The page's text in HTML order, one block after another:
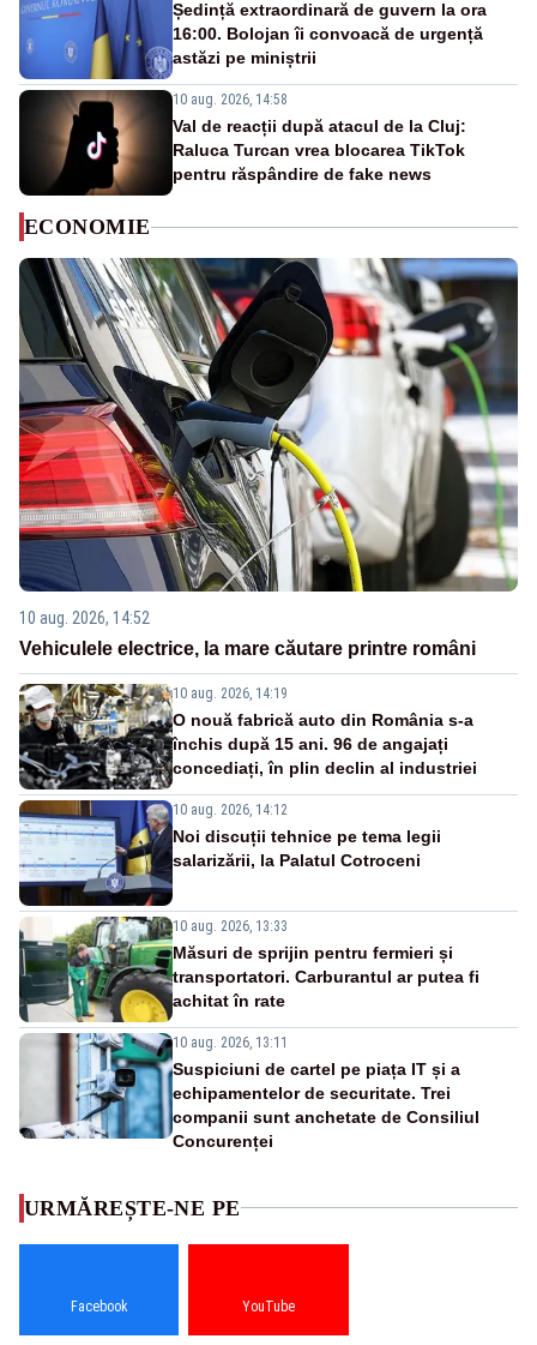
Ședință extraordinară de guvern la ora
16:00. Bolojan îi convoacă de urgență
astăzi pe miniștrii
10 aug. 2026, 14:58
Val de reacții după atacul de la Cluj:
Raluca Turcan vrea blocarea TikTok
pentru răspândire de fake news
ECONOMIE
10 aug. 2026, 14:52
Vehiculele electrice, la mare căutare printre români
10 aug. 2026, 14:19
O nouă fabrică auto din România s-a
închis după 15 ani. 96 de angajați
concediați, în plin declin al industriei
10 aug. 2026, 14:12
Noi discuții tehnice pe tema legii
salarizării, la Palatul Cotroceni
10 aug. 2026, 13:33
Măsuri de sprijin pentru fermieri și
transportatori. Carburantul ar putea fi
achitat în rate
10 aug. 2026, 13:11
Suspiciuni de cartel pe piața IT și a
echipamentelor de securitate. Trei
companii sunt anchetate de Consiliul
Concurenței
URMĂREȘTE-NE PE
Facebook YouTube